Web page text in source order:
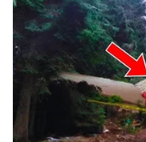
ಆನ್‌ಲೈನ್ ಟಿಕೆಟ್‌
ಸಾರ್ವಕಾಲಿಕ ದಾಖಲೆ,
ಏಕಾಏಕಿ ಮಾಯ!
Loco Pilot: ಭಾರತೀಯ
ತಿಂಗಳ ಸಂಬಳ ಎಷ್ಟು?
ಮಾಡ್ತಾರೆ?